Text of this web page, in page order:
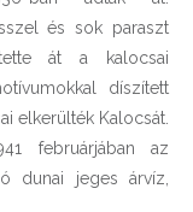
és sok paraszt
át a kalocsai
díszített
elkerülték Kalocsát.
februárjában az
dunai jeges árvíz,